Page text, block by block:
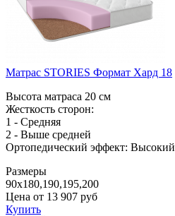
Матрас STORIES Формат Хард 18
Высота матраса 20 см
Жесткость сторон:
1 - Средняя
2 - Выше средней
Ортопедический эффект: Высокий
Размеры
90x180,190,195,200
Цена от 13 907 руб
Купить